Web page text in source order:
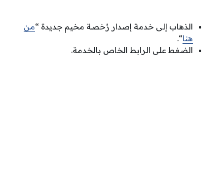
الذهاب إلى خدمة إصدار رُخصة مخيم جديدة “من
هنا“.
الضغط على الرابط الخاص بالخدمة.